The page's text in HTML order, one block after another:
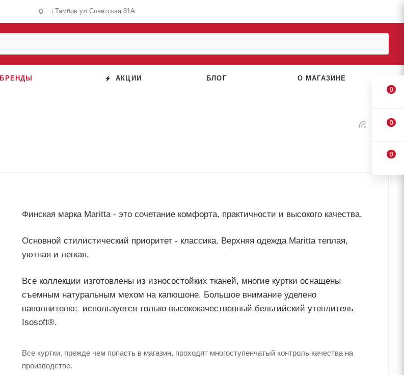
г.Тамбов ул.Советская 81А
БРЕНДЫ АКЦИИ БЛОГ О МАГАЗИНЕ
Финская марка Maritta - это сочетание комфорта, практичности и высокого качества.
Основной стилистический приоритет - классика. Верхняя одежда Maritta теплая,
уютная и легкая.
Все коллекции изготовлены из износостойких тканей, многие куртки оснащены
съемным натуральным мехом на капюшоне. Большое внимание уделено
наполнителю: используется только высококачественный бельгийский утеплитель
Isosoft®.
Все куртки, прежде чем попасть в магазин, проходят многоступенчатый контроль качества на
производстве.
0
0
0